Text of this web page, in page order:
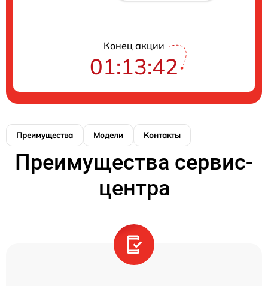
Конец акции
01:13:42
Преимущества Модели Контакты
Преимущества сервис-
центра